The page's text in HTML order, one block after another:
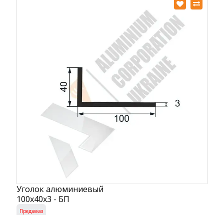
Уголок алюминиевый
100х40х3 - БП
Предзаказ